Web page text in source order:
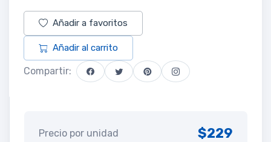
Añadir a favoritos
Añadir al carrito
Compartir:
Precio por unidad $229